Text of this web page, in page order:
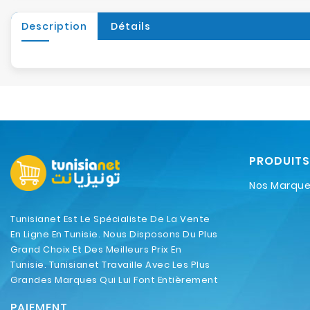
Description Détails
Tunisianet Est Le Spécialiste De La Vente
En Ligne En Tunisie. Nous Disposons Du Plus
Grand Choix Et Des Meilleurs Prix En
Tunisie. Tunisianet Travaille Avec Les Plus
Grandes Marques Qui Lui Font Entièrement
PRODUITS
Nos